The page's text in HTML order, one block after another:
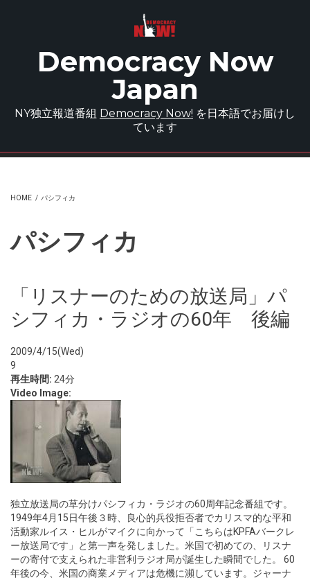
Democracy Now
Japan
NY独立報道番組 Democracy Now! を日本語でお届けし
ています
HOME / パシフィカ
パシフィカ
「リスナーのための放送局」パ
シフィカ・ラジオの60年 後編
2009/4/15(Wed)
9
再生時間: 24分
Video Image:
独立放送局の草分けパシフィカ・ラジオの60周年記念番組です。
1949年4月15日午後３時、良心的兵役拒否者でカリスマ的な平和
活動家ルイス・ヒルがマイクに向かって「こちらはKPFAバークレ
ー放送局です」と第一声を発しました。米国で初めての、リスナ
ーの寄付で支えられた非営利ラジオ局が誕生した瞬間でした。 60
年後の今、米国の商業メディアは危機に瀕しています。ジャーナ